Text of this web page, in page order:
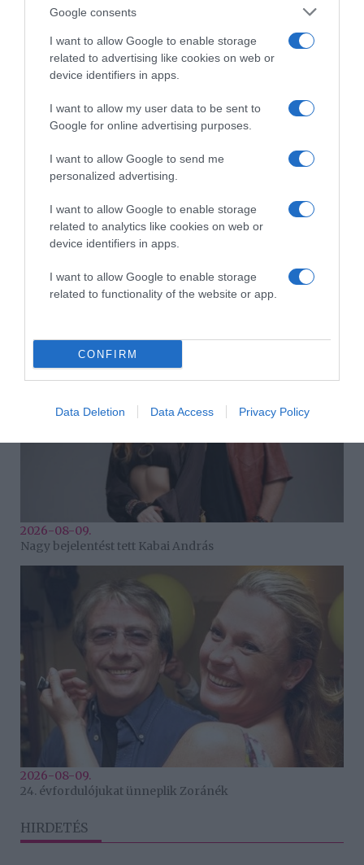
Google consents
I want to allow Google to enable storage
related to advertising like cookies on web or
device identifiers in apps.
I want to allow my user data to be sent to
Google for online advertising purposes.
I want to allow Google to send me
personalized advertising.
I want to allow Google to enable storage
related to analytics like cookies on web or
device identifiers in apps.
I want to allow Google to enable storage
related to functionality of the website or app.
CONFIRM
Data Deletion Data Access Privacy Policy
2026-08-09.
Ha izzadsz, erre a 3 létfontosságú elemre van szükség
2026-08-09.
Veréb Tamás válik a feleségétől
2026-08-09.
Nagy bejelentést tett Kabai András
2026-08-09.
24. évfordulójukat ünneplik Zoránék
HIRDETÉS